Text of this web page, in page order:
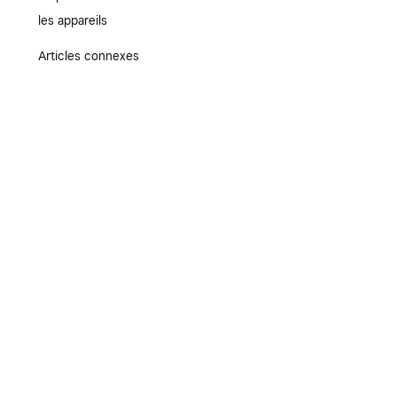
les appareils
Articles connexes